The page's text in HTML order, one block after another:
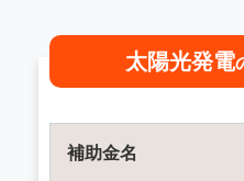
太陽光発電
補助金名